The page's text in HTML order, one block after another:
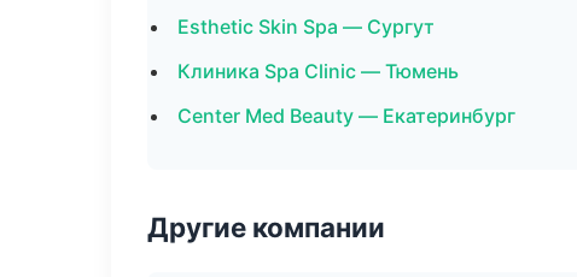
Esthetic Skin Spa — Сургут
Клиника Spa Clinic — Тюмень
Center Med Beauty — Екатеринбург
Другие компании